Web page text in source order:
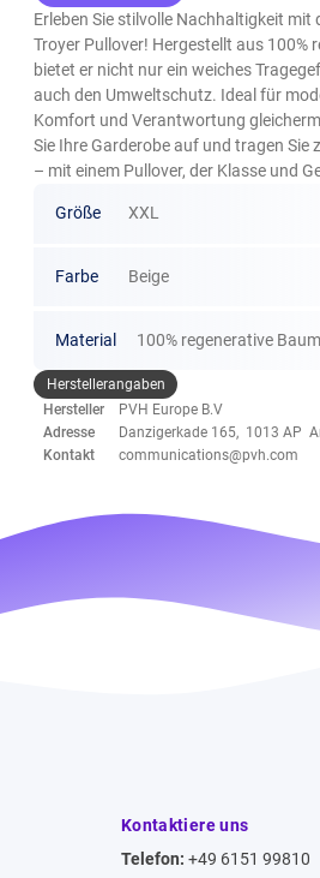
Erleben Sie stilvolle Nachhaltigkeit mit
Troyer Pullover! Hergestellt aus 100%
bietet er nicht nur ein weiches
auch den Umweltschutz. Ideal für
Komfort und Verantwortung
Sie Ihre Garderobe auf und tragen Sie
– mit einem Pullover, der Klasse und
Größe XXL
Farbe Beige
Material 100% regenerative
Herstellerangaben
Hersteller
PVH Europe B.V
Adresse
Danzigerkade 165, 1013 AP
Kontakt
communications@pvh.com
Kontaktiere uns
Telefon: +49 6151 99810